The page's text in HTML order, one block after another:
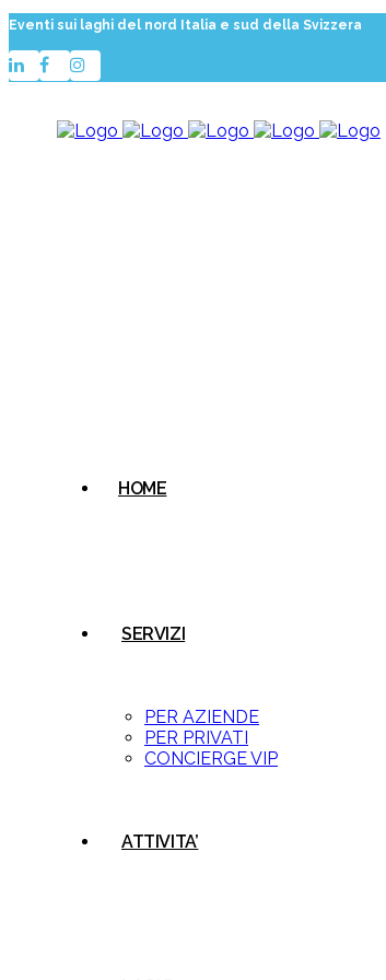
Eventi sui laghi del nord Italia e sud della Svizzera
HOME
SERVIZI
PER AZIENDE
PER PRIVATI
CONCIERGE VIP
ATTIVITA’